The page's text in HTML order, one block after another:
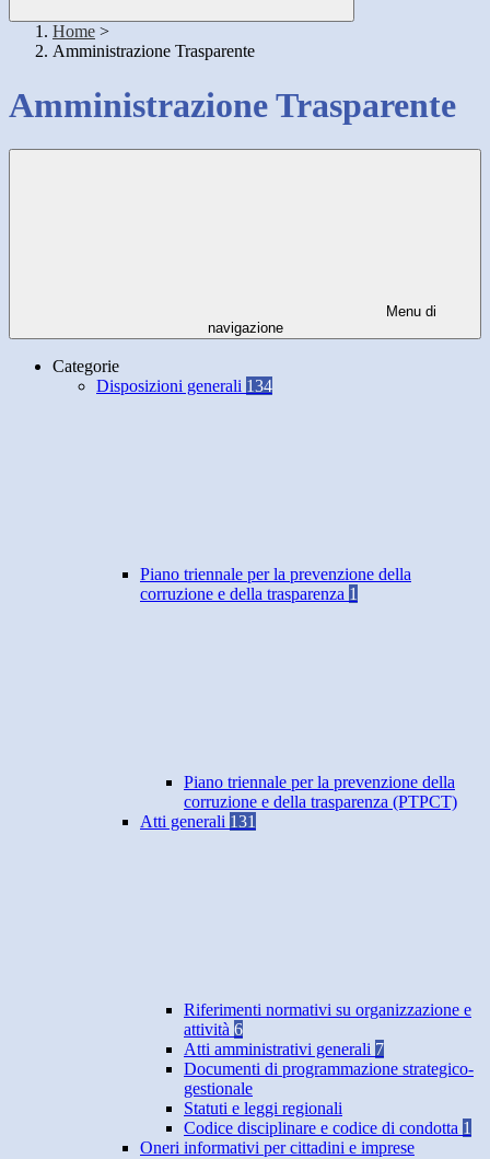
Home >
Amministrazione Trasparente
Amministrazione Trasparente
Menu di
navigazione
Categorie
Disposizioni generali 134
Piano triennale per la prevenzione della
corruzione e della trasparenza 1
Piano triennale per la prevenzione della
corruzione e della trasparenza (PTPCT)
Atti generali 131
Riferimenti normativi su organizzazione e
attività 6
Atti amministrativi generali 7
Documenti di programmazione strategico-
gestionale
Statuti e leggi regionali
Codice disciplinare e codice di condotta 1
Oneri informativi per cittadini e imprese